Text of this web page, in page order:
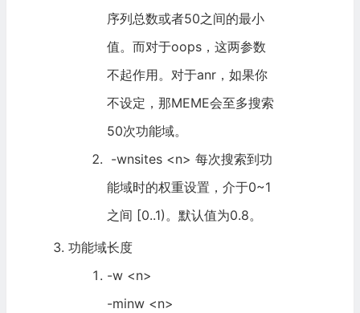
序列总数或者50之间的最小
值。而对于oops，这两参数
不起作用。对于anr，如果你
不设定，那MEME会至多搜索
50次功能域。
-wnsites <n> 每次搜索到功
能域时的权重设置，介于0~1
之间 [0..1)。默认值为0.8。
功能域长度
-w <n>
-minw <n>